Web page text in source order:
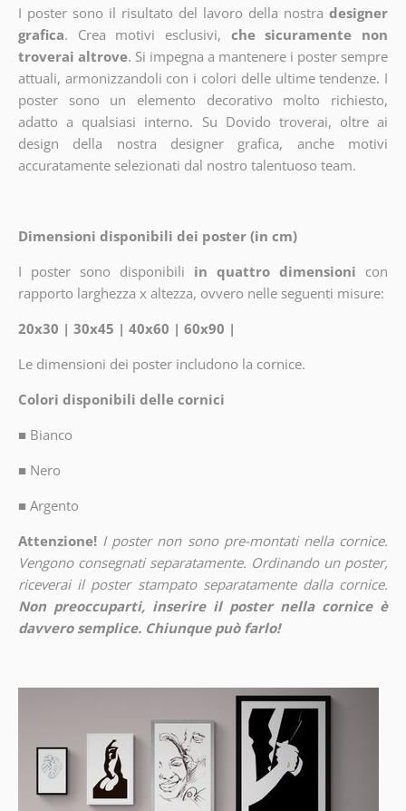
I poster sono il risultato del lavoro della nostra designer
grafica. Crea motivi esclusivi, che sicuramente non
troverai altrove. Si impegna a mantenere i poster sempre
attuali, armonizzandoli con i colori delle ultime tendenze. I
poster sono un elemento decorativo molto richiesto,
adatto a qualsiasi interno. Su Dovido troverai, oltre ai
design della nostra designer grafica, anche motivi
accuratamente selezionati dal nostro talentuoso team.
Dimensioni disponibili dei poster (in cm)
I poster sono disponibili in quattro dimensioni con
rapporto larghezza x altezza, ovvero nelle seguenti misure:
20x30 | 30x45 | 40x60 | 60x90 |
Le dimensioni dei poster includono la cornice.
Colori disponibili delle cornici
■ Bianco
■ Nero
■ Argento
Attenzione! I poster non sono pre-montati nella cornice.
Vengono consegnati separatamente. Ordinando un poster,
riceverai il poster stampato separatamente dalla cornice.
Non preoccuparti, inserire il poster nella cornice è
davvero semplice. Chiunque può farlo!